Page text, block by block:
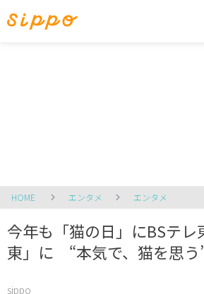
HOME エンタメ エンタメ
今年も「猫の日」にBSテレ
東」に “本気で、猫を思う
sippo